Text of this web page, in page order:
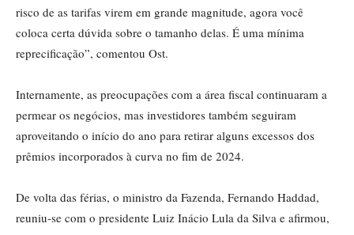
risco de as tarifas virem em grande magnitude, agora você
coloca certa dúvida sobre o tamanho delas. É uma mínima
reprecificação”, comentou Ost.
Internamente, as preocupações com a área fiscal continuaram a
permear os negócios, mas investidores também seguiram
aproveitando o início do ano para retirar alguns excessos dos
prêmios incorporados à curva no fim de 2024.
De volta das férias, o ministro da Fazenda, Fernando Haddad,
reuniu-se com o presidente Luiz Inácio Lula da Silva e afirmou,